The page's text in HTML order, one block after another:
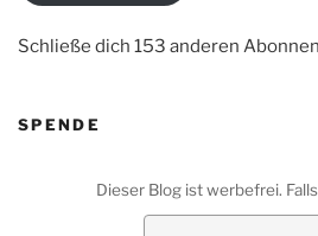
Schließe dich 153 anderen
SPENDE
Dieser Blog ist werbefrei.